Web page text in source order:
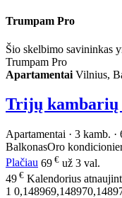
Trumpam Pro
Šio skelbimo savininkas
Trumpam Pro
Apartamentai Vilnius,
Trijų kambarių
Apartamentai · 3 kamb. ·
BalkonasOro
Plačiau 69 € už 3 val.
49 € Kalendorius
1